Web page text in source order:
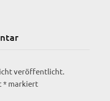
veröffentlicht.
* markiert